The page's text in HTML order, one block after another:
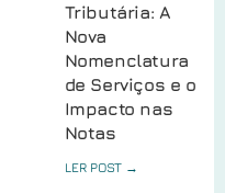
Tributária: A
Nova
Nomenclatura
de Serviços e o
Impacto nas
Notas
LER POST →